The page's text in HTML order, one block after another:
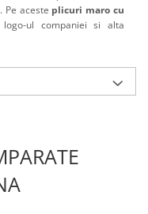
Pe aceste plicuri maro cu
ul companiei si alta